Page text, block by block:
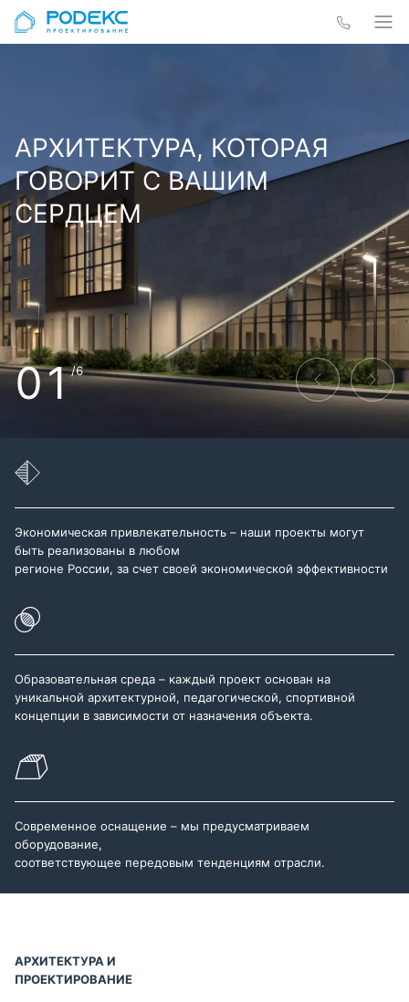
АРХИТЕКТУРА, КОТОРАЯ
ГОВОРИТ С ВАШИМ
СЕРДЦЕМ
01/6
Экономическая привлекательность – наши проекты могут
быть реализованы в любом
регионе России, за счет своей экономической эффективности
Образовательная среда – каждый проект основан на
уникальной архитектурной, педагогической, спортивной
концепции в зависимости от назначения объекта.
Современное оснащение – мы предусматриваем
оборудование,
соответствующее передовым тенденциям отрасли.
АРХИТЕКТУРА И
ПРОЕКТИРОВАНИЕ